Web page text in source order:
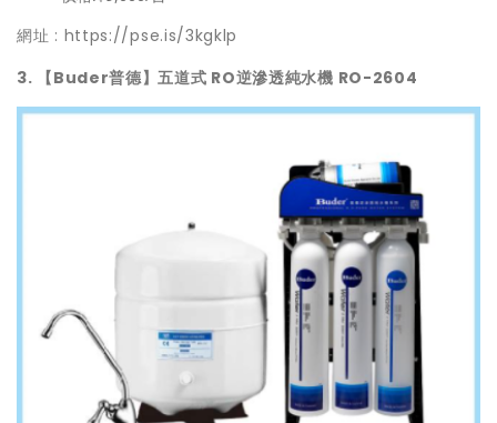
網址 : https://pse.is/3kgklp
3. 【Buder普德】五道式 RO逆滲透純水機 RO-2604